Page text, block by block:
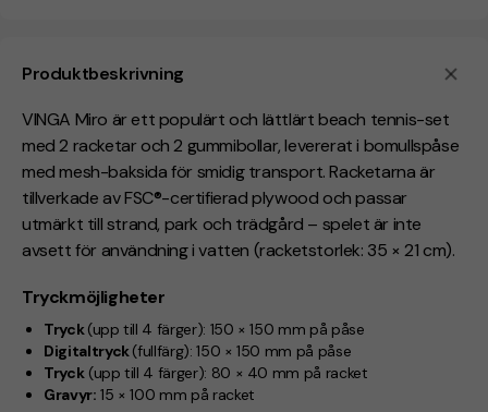
Produktbeskrivning
VINGA Miro är ett populärt och lättlärt beach tennis-set
med2 racketar och 2 gummibollar, levererat i bomullspåse
med mesh-baksidaför smidig transport. Racketarna är
tillverkade avFSC®-certifierad plywood och passar
utmärkt till strand, park och trädgård – spelet är inte
avsett för användning i vatten (racketstorlek: 35 × 21 cm).
Tryckmöjligheter
Tryck(upp till 4 färger): 150 × 150 mm på påse
Digitaltryck(fullfärg): 150 × 150 mm på påse
Tryck(upp till 4 färger): 80 × 40 mm på racket
Gravyr: 15 × 100 mm på racket